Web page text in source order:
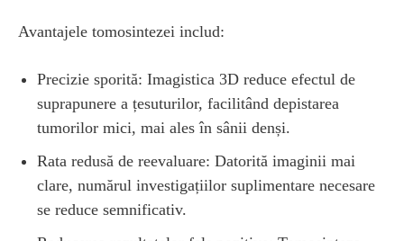
Avantajele tomosintezei includ:
Precizie sporită: Imagistica 3D reduce efectul de
suprapunere a țesuturilor, facilitând depistarea
tumorilor mici, mai ales în sânii denși.
Rata redusă de reevaluare: Datorită imaginii mai
clare, numărul investigațiilor suplimentare necesare
se reduce semnificativ.